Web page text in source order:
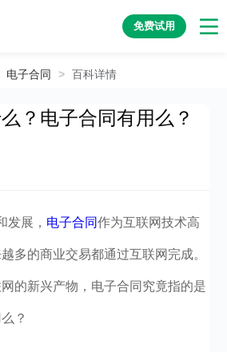
免费试用
电子合同 > 百科详情
？电子合同有用么？
发展， 电子合同作为互联网技术高
多的商业交易都通过互联网完成。
的新兴产物，电子合同究竟指的是
？